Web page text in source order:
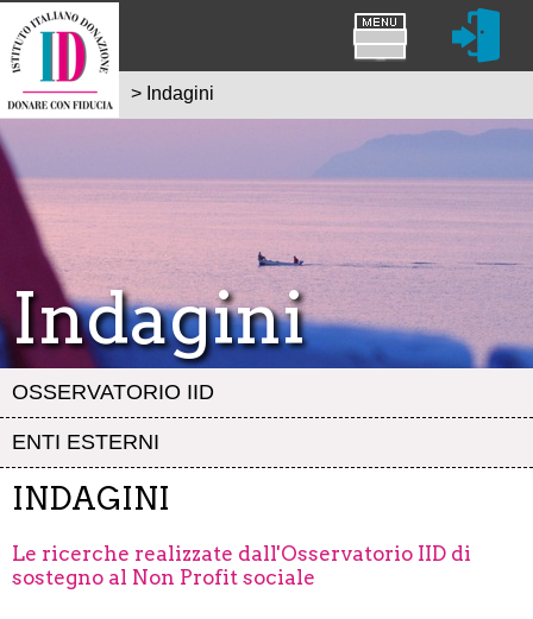
Indagini
OSSERVATORIO IID
ENTI ESTERNI
> Indagini
INDAGINI
Le ricerche realizzate dall'Osservatorio IID di
sostegno al Non Profit sociale